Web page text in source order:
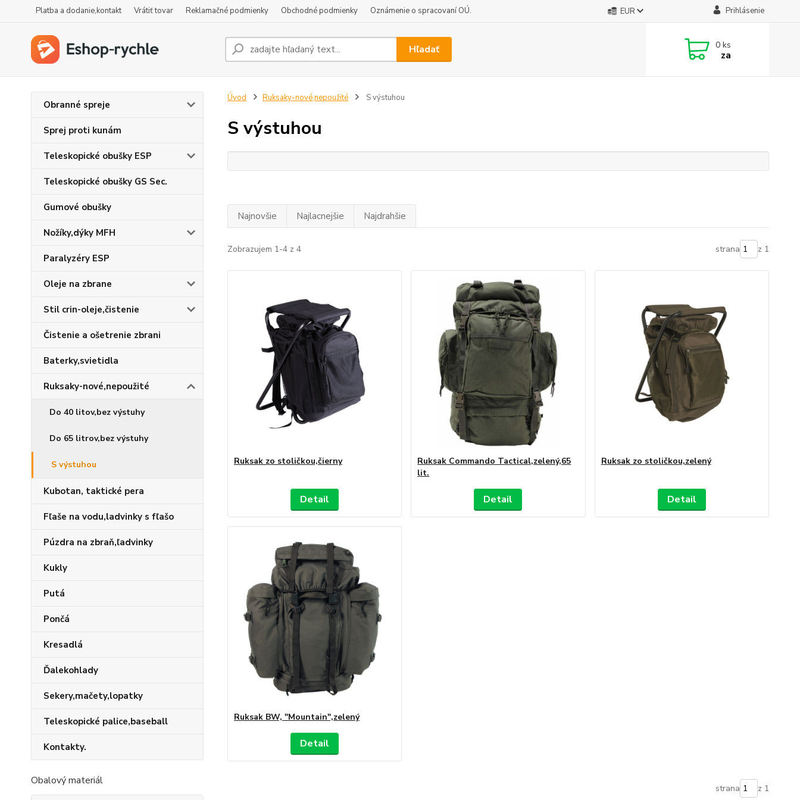
Platba a dodanie,kontakt Vrátiť tovar Reklamačné podmienky Obchodné podmienky Oznámenie o spracovaní OÚ. EUR Prihlásenie
Hľadať 0 ks
za
Obranné spreje
Sprej proti kunám
Teleskopické obušky ESP
Teleskopické obušky GS Sec.
Gumové obušky
Nožíky,dýky MFH
Paralyzéry ESP
Oleje na zbrane
Stil crin-oleje,čistenie
Čistenie a ošetrenie zbrani
Baterky,svietidla
Ruksaky-nové,nepoužité
Do 40 litov,bez výstuhy
Do 65 litrov,bez výstuhy
S výstuhou
Kubotan, taktické pera
Fľaše na vodu,ladvinky s fľašo
Púzdra na zbraň,ľadvinky
Kukly
Putá
Pončá
Kresadlá
Ďalekohlady
Sekery,mačety,lopatky
Teleskopické palice,baseball
Kontakty.
Obalový materiál
Úvod Ruksaky-nové,nepoužité S výstuhou
S výstuhou
Najnovšie Najlacnejšie Najdrahšie
Zobrazujem 1-4 z 4 strana z 1
Ruksak zo stoličkou,čierny
Detail
Ruksak Commando Tactical,zelený,65
lit.
Detail
Ruksak zo stoličkou,zelený
Detail
Ruksak BW, "Mountain",zelený
Detail
strana z 1